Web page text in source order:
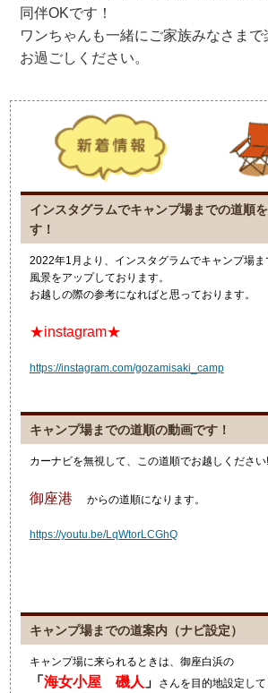
同伴OKです！
ワンちゃんも一緒にご家族みなさま
お過ごしください。
インスタグラムでキャンプ場までの道順
す！
2022年1月より、インスタグラムでキャンプ場
風景をアップしております。
お越しの際の参考になればと思っております。
★instagram★
https://instagram.com/gozamisaki_camp
キャンプ場までの道順の動画です！
カーナビを無視して、この道順でお越しください!
御座港 からの道順になります。
https://youtu.be/LqWtorLCGhQ
キャンプ場までの道案内（ナビ設定）
キャンプ場に来られるときは、御座白浜の
「 海女小屋 磯人 」
さんを目的地設定して